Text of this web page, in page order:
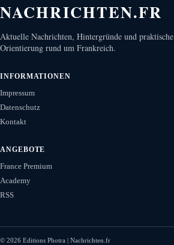
NACHRICHTEN.FR
Aktuelle Nachrichten, Hintergründe und praktische
Orientierung rund um Frankreich.
INFORMATIONEN
Impressum
Datenschutz
Kontakt
ANGEBOTE
France Premium
Academy
RSS
© 2026 Editions Photra | Nachrichten.fr